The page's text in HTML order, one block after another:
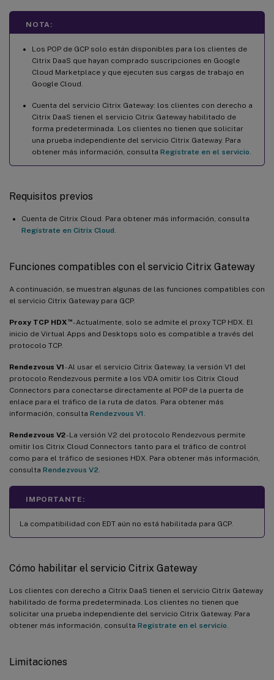
NOTA:
Los POP de GCP solo están disponibles para los clientes de
Citrix DaaS que hayan comprado suscripciones en Google
Cloud Marketplace y que ejecuten sus cargas de trabajo en
Google Cloud.
Cuenta del servicio Citrix Gateway: los clientes con derecho a
Citrix DaaS tienen el servicio Citrix Gateway habilitado de
forma predeterminada. Los clientes no tienen que solicitar
una prueba independiente del servicio Citrix Gateway. Para
obtener más información, consulta Regístrate en el servicio
Requisitos previos
Cuenta de Citrix Cloud. Para obtener más información, consulta
Regístrate en Citrix Cloud
Funciones compatibles con el servicio Citrix Gateway
A continuación, se muestran algunas de las funciones compatibles con
el servicio Citrix Gateway para GCP.
Proxy TCP HDX ™- Actualmente, solo se admite el proxy TCP HDX. El
inicio de Virtual Apps and Desktops solo es compatible a través del
protocolo TCP.
Rendezvous V1- Al usar el servicio Citrix Gateway, la versión V1 del
protocolo Rendezvous permite a los VDA omitir los Citrix Cloud
Connectors para conectarse directamente al POP de la puerta de
enlace para el tráfico de la ruta de datos. Para obtener más
información, consulta Rendezvous V1
Rendezvous V2- La versión V2 del protocolo Rendezvous permite
omitir los Citrix Cloud Connectors tanto para el tráfico de control
como para el tráfico de sesiones HDX. Para obtener más información,
consulta Rendezvous V2
IMPORTANTE:
La compatibilidad con EDT aún no está habilitada para GCP.
Cómo habilitar el servicio Citrix Gateway
Los clientes con derecho a Citrix DaaS tienen el servicio Citrix Gateway
habilitado de forma predeterminada. Los clientes no tienen que
solicitar una prueba independiente del servicio Citrix Gateway. Para
obtener más información, consulta Regístrate en el servicio
Limitaciones